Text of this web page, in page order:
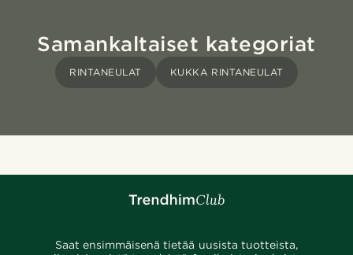
Samankaltaiset kategoriat
RINTANEULAT KUKKA RINTANEULAT
Saat ensimmäisenä tietää uusista tuotteista,